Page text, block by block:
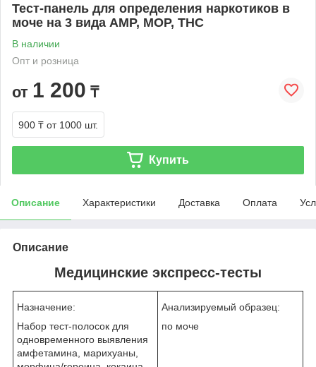
Тест-панель для определения наркотиков в
моче на 3 вида AMP, MOP, THC
В наличии
Опт и розница
от 1 200 ₸
900 ₸ от 1000 шт.
Купить
Описание Характеристики Доставка Оплата
Описание
Медицинские экспресс-тесты
Назначение:
Набор тест-полосок для
одновременного выявления
амфетамина, марихуаны,
Анализируемый образец:
по моче